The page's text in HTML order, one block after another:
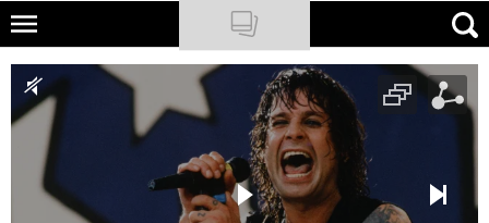
Skip
main
content
NATIONAL GEOGRAPHIC
TRAVELER
PODCASTY